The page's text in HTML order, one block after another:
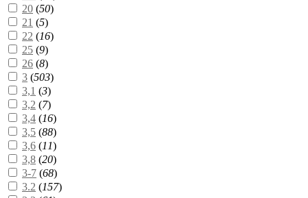
20 (50)
21 (5)
22 (16)
25 (9)
26 (8)
3 (503)
3,1 (3)
3,2 (7)
3,4 (16)
3,5 (88)
3,6 (11)
3,8 (20)
3-7 (68)
3.2 (157)